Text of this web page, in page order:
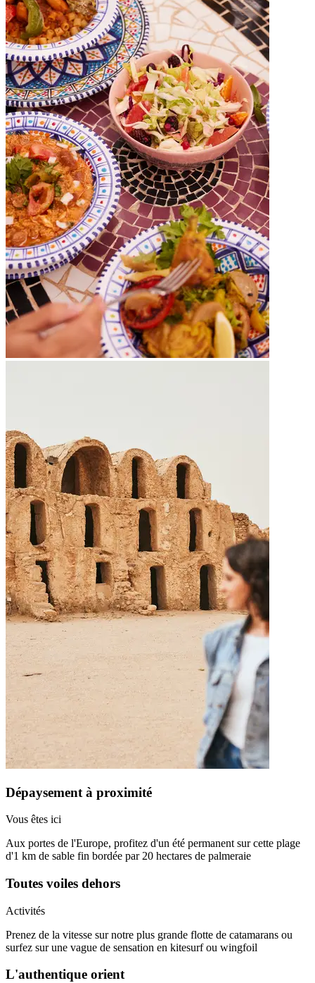
Dépaysement à proximité​
Vous êtes ici
Aux portes de l'Europe, profitez d'un été permanent sur cette plage
d'1 km de sable fin bordée par 20 hectares de palmeraie
Toutes voiles dehors​​
Activités
Prenez de la vitesse sur notre plus grande flotte de catamarans ou
surfez sur une vague de sensation en kitesurf ou wingfoil
L'authentique orient​